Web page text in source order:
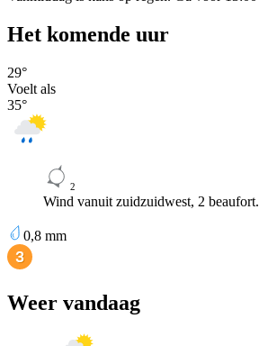
Het komende uur
29°
Voelt als
35°
2
Wind vanuit zuidzuidwest, 2 beaufort.
0,8 mm
Weer vandaag